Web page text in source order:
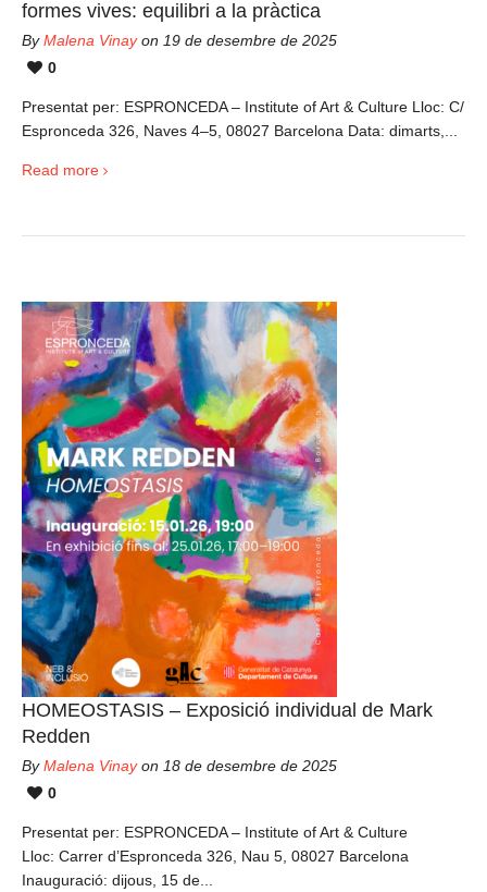
formes vives: equilibri a la pràctica
ByMalena Vinayon 19 de desembre de 2025
0
Presentat per: ESPRONCEDA – Institute of Art & Culture Lloc: C/
Espronceda 326, Naves 4–5, 08027 Barcelona Data: dimarts,...
Read more
HOMEOSTASIS – Exposició individual de Mark
Redden
ByMalena Vinayon 18 de desembre de 2025
0
Presentat per: ESPRONCEDA – Institute of Art & Culture
Lloc: Carrer d’Espronceda 326, Nau 5, 08027 Barcelona
Inauguració: dijous, 15 de...